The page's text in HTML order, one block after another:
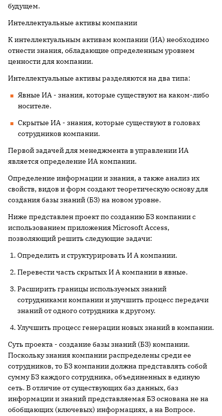
будущем.
Интеллектуальные активы компании
К интеллектуальным активам компании (ИА) необходимо
отнести знания, обладающие определенным уровнем
ценности для компании.
Интеллектуальные активы разделяются на два типа:
Явные ИА - знания, которые существуют на каком-либо
носителе.
Скрытые ИА - знания, которые существуют в головах
сотрудников компании.
Первой задачей для менеджмента в управлении ИА
является определение ИА компании.
Определение информации и знания, а также анализ их
свойств, видов и форм создают теоретическую основу для
создания базы знаний (БЗ) на новом уровне.
Ниже представлен проект по созданию БЗ компании с
использованием приложения Microsoft Access,
позволяющий решить следующие задачи:
Определить и структурировать И А компании.
Перевести часть скрытых И А компании в явные.
Расширить границы используемых знаний
сотрудниками компании и улучшить процесс передачи
знаний от одного сотрудника к другому.
Улучшить процесс генерации новых знаний в компании.
Суть проекта - создание базы знаний (БЗ) компании.
Поскольку знания компании распределены среди ее
сотрудников, то БЗ компании должна представлять собой
сумму БЗ каждого сотрудника, объединенных в единую
сеть. В отличие от существующих баз данных, баз
информации и знаний представляемая БЗ основана не на
обобщающих (ключевых) информациях, а на Вопросе.